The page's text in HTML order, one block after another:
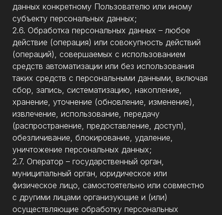
данных конкретному Пользователю или иному
субъекту персональных данных;
2.6. Обработка персональных данных – любое
действие (операция) или совокупность действий
(операций), совершаемых с использованием
средств автоматизации или без использования
таких средств с персональными данными, включая
сбор, запись, систематизацию, накопление,
хранение, уточнение (обновление, изменение),
извлечение, использование, передачу
(распространение, предоставление, доступ),
обезличивание, блокирование, удаление,
уничтожение персональных данных;
2.7. Оператор – государственный орган,
муниципальный орган, юридическое или
физическое лицо, самостоятельно или совместно
с другими лицами организующие и (или)
осуществляющие обработку персональных